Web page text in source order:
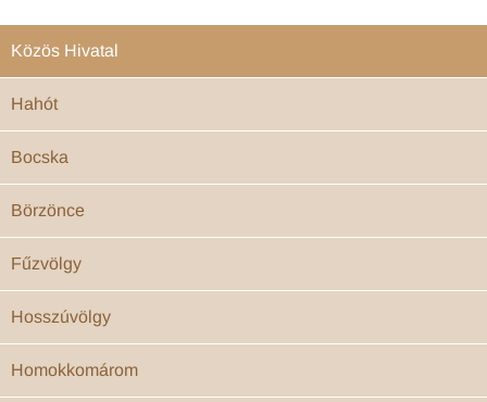
Közös Hivatal
Hahót
Bocska
Börzönce
Fűzvölgy
Hosszúvölgy
Homokkomárom